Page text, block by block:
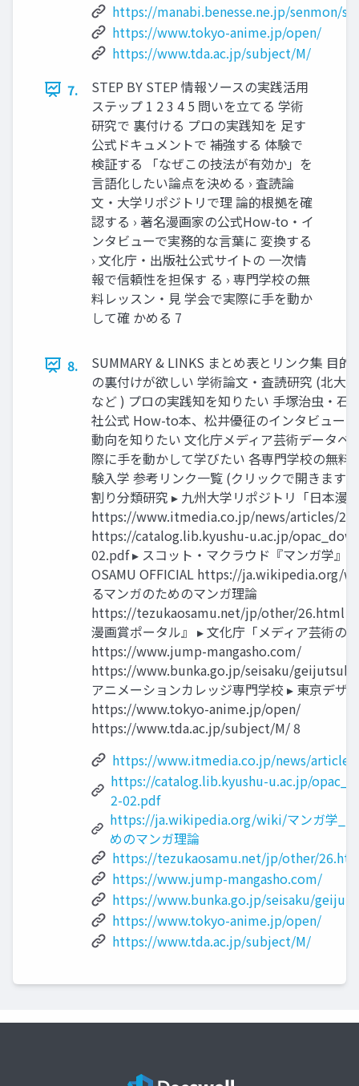
https://manabi.benesse.ne.jp/senmon/
https://www.tokyo-anime.jp/open/
https://www.tda.ac.jp/subject/M/
7.
STEP BY STEP 情報ソースの実践活用
ステップ 1 2 3 4 5 問いを立てる 学術
研究で 裏付ける プロの実践知を 足す
公式ドキュメントで 補強する 体験で
検証する 「なぜこの技法が有効か」を
言語化したい論点を決める › 査読論
文・大学リポジトリで理 論的根拠を確
認する › 著名漫画家の公式How-to・イ
ンタビューで実務的な言葉に 変換する
› 文化庁・出版社公式サイトの 一次情
報で信頼性を担保す る › 専門学校の無
料レッスン・見 学会で実際に手を動か
して確 かめる 7
8.
SUMMARY & LINKS まとめ表とリンク集 目的
の裏付けが欲しい 学術論文・査読研究 (北大
など ) プロの実践知を知りたい 手塚治虫・石
社公式 How-to本、松井優征のインタビュー
動向を知りたい 文化庁メディア芸術データベ
際に手を動かして学びたい 各専門学校の無料
験入学 参考リンク一覧 (クリックで開きます
割り分類研究 ▸ 九州大学リポジトリ「日本漫
https://www.itmedia.co.jp/news/articles/
https://catalog.lib.kyushu-u.ac.jp/
02.pdf ▸ スコット・マクラウド『マンガ学』
OSAMU OFFICIAL https://ja.wikipedia.org/
るマンガのためのマンガ理論
https://tezukaosamu.net/jp/other/26.html ▸
漫画賞ポータル』 ▸ 文化庁「メディア芸術の
https://www.jump-mangasho.com/
https://www.bunka.go.jp/seisaku/
アニメーションカレッジ専門学校 ▸ 東京デザ
https://www.tokyo-anime.jp/open/
https://www.tda.ac.jp/subject/M/ 8
https://www.itmedia.co.jp/news/
https://catalog.lib.kyushu-u.ac.jp/
2-02.pdf
https://ja.wikipedia.org/wiki/マンガ学_マ
めのマンガ理論
https://tezukaosamu.net/jp/other/
https://www.jump-mangasho.com/
https://www.bunka.go.jp/seisaku/
https://www.tokyo-anime.jp/open/
https://www.tda.ac.jp/subject/M/